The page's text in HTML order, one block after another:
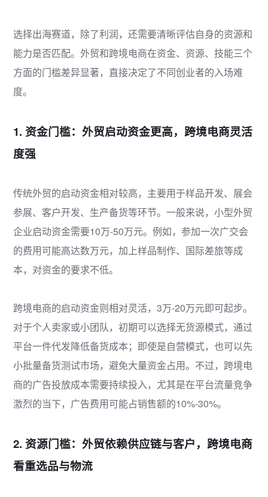
选择出海赛道，除了利润，还需要清晰评估自身的资源和
能力是否匹配。外贸和跨境电商在资金、资源、技能三个
方面的门槛差异显著，直接决定了不同创业者的入场难
度。
1. 资金门槛：外贸启动资金更高，跨境电商灵活
度强
传统外贸的启动资金相对较高，主要用于样品开发、展会
参展、客户开发、生产备货等环节。一般来说，小型外贸
企业启动资金需要10万-50万元。例如，参加一次广交会
的费用可能高达数万元，加上样品制作、国际差旅等成
本，对资金的要求不低。
跨境电商的启动资金则相对灵活，3万-20万元即可起步。
对于个人卖家或小团队，初期可以选择无货源模式，通过
平台一件代发降低备货成本；即使是自营模式，也可以先
小批量备货测试市场，避免大量资金占用。不过，跨境电
商的广告投放成本需要持续投入，尤其是在平台流量竞争
激烈的当下，广告费用可能占销售额的10%-30%。
2. 资源门槛：外贸依赖供应链与客户，跨境电商
看重选品与物流